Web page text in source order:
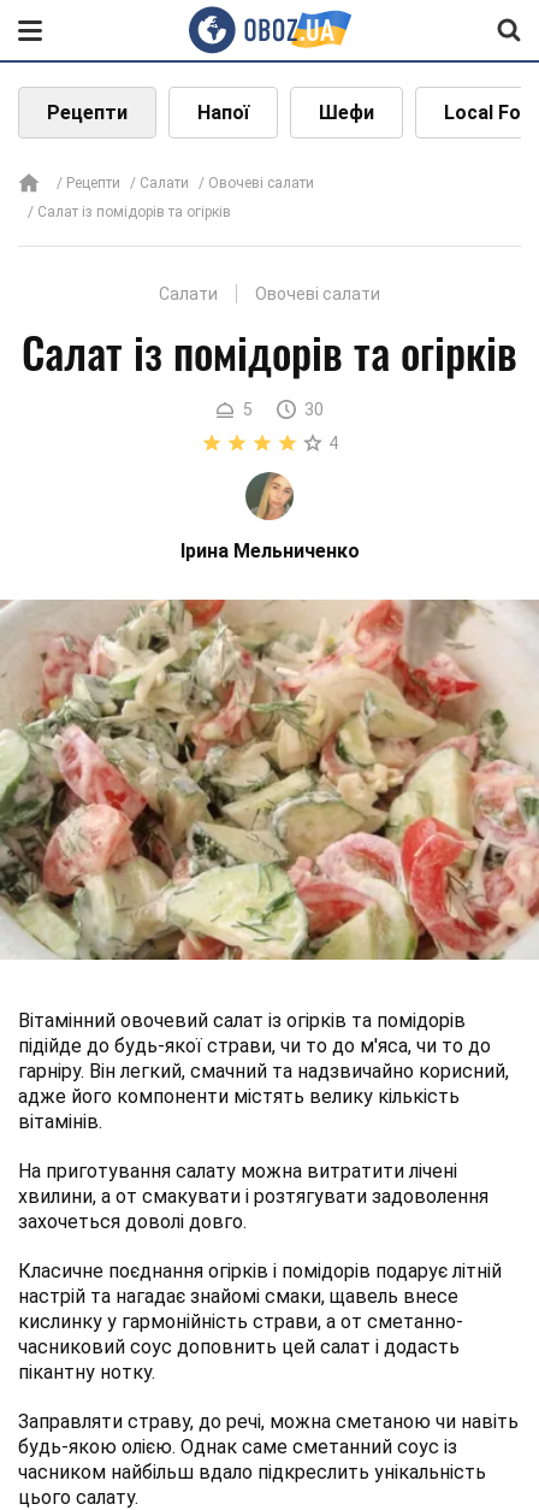
Рецепти Напої Шефи Local
Рецепти Салати
Овочеві салати
Салат із помідорів та огірків
Салати Овочеві салати
Салат із помідорів та огірків
5
30
4
Ірина Мельниченко
Вітамінний овочевий салат із огірків та помідорів
підійде до будь-якої страви, чи то до м'яса, чи то до
гарніру. Він легкий, смачний та надзвичайно корисний,
адже його компоненти містять велику кількість
вітамінів.
На приготування салату можна витратити лічені
хвилини, а от смакувати і розтягувати задоволення
захочеться доволі довго.
Класичне поєднання огірків і помідорів подарує літній
настрій та нагадає знайомі смаки, щавель внесе
кислинку у гармонійність страви, а от сметанно-
часниковий соус доповнить цей салат і додасть
пікантну нотку.
Заправляти страву, до речі, можна сметаною чи навіть
будь-якою олією. Однак саме сметанний соус із
часником найбільш вдало підкреслить унікальність
цього салату.